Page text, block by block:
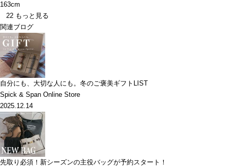
163cm
22 もっと見る
関連ブログ
自分にも、大切な人にも。冬のご褒美ギフトLIST
Spick & Span Online Store
2025.12.14
先取り必須！新シーズンの主役バッグが予約スタート！